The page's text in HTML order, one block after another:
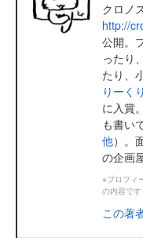
クロノ
http://
公開。
ったり
たり、
りーく
に入賞
も書い
他）。
の企画
※プロフィ
の内容です
この著